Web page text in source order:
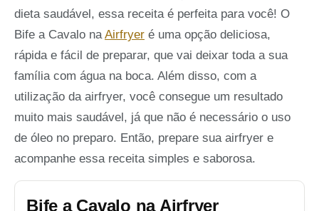
dieta saudável, essa receita é perfeita para você! O
Bife a Cavalo naAirfryer é uma opção deliciosa,
rápida e fácil de preparar, que vai deixar toda a sua
família com água na boca. Além disso, com a
utilização da airfryer, você consegue um resultado
muito mais saudável, já que não é necessário o uso
de óleo no preparo. Então, prepare sua airfryer e
acompanhe essa receita simples e saborosa.
Bife a Cavalo na Airfryer